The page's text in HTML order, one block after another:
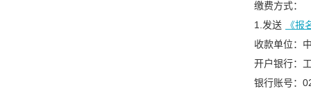
缴费方式：
1.发送
《报
收款单位：
开户银行：
银行账号：